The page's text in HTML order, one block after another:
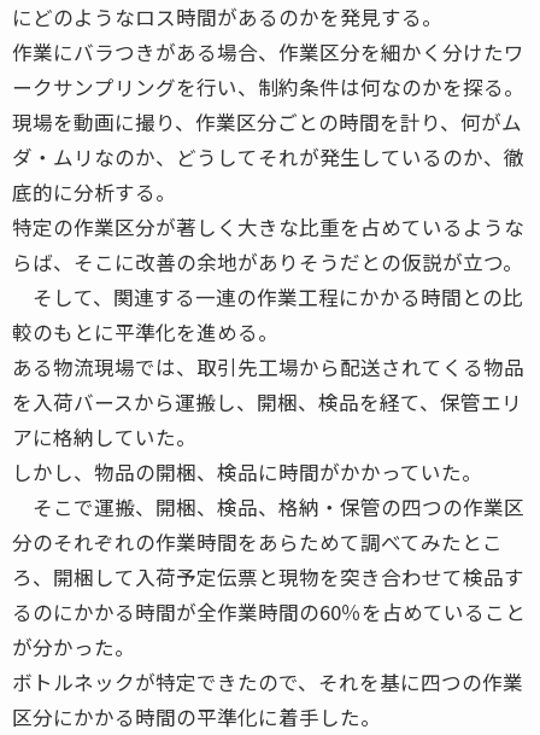
にどのようなロス時間があるのかを発見する。
作業にバラつきがある場合、作業区分を細かく分けたワ
ークサンプリングを行い、制約条件は何なのかを探る。
現場を動画に撮り、作業区分ごとの時間を計り、何がム
ダ・ムリなのか、どうしてそれが発生しているのか、徹
底的に分析する。
特定の作業区分が著しく大きな比重を占めているような
らば、そこに改善の余地がありそうだとの仮説が立つ。
そして、関連する一連の作業工程にかかる時間との比
較のもとに平準化を進める。
ある物流現場では、取引先工場から配送されてくる物品
を入荷バースから運搬し、開梱、検品を経て、保管エリ
アに格納していた。
しかし、物品の開梱、検品に時間がかかっていた。
そこで運搬、開梱、検品、格納・保管の四つの作業区
分のそれぞれの作業時間をあらためて調べてみたとこ
ろ、開梱して入荷予定伝票と現物を突き合わせて検品す
るのにかかる時間が全作業時間の60％を占めていること
が分かった。
ボトルネックが特定できたので、それを基に四つの作業
区分にかかる時間の平準化に着手した。